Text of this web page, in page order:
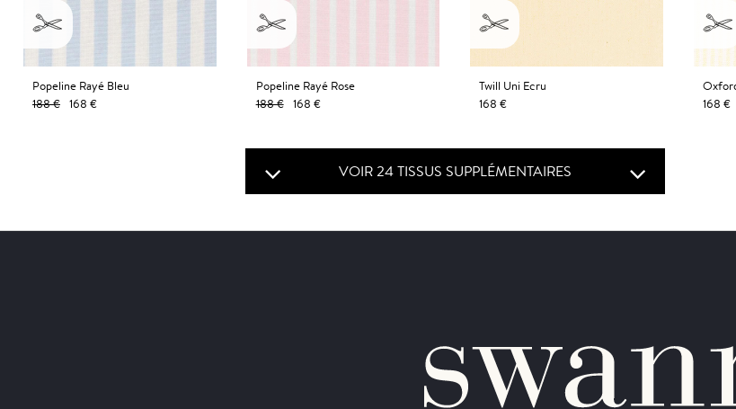
Popeline Rayé Bleu
188 € 168 €
Popeline Rayé Rose
188 €
168 €
Twill Uni Ecru
168 €
168 €
VOIR 24 TISSUS SUPPLÉMENTAIRES